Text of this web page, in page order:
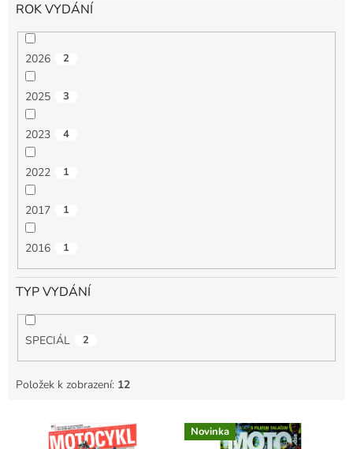
ROK VYDÁNÍ
2026 2
2025 3
2023 4
2022 1
2017 1
2016 1
TYP VYDÁNÍ
SPECIÁL 2
Položek k zobrazení: 12
Novinka